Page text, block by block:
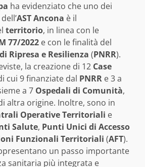
ha evidenziato che uno dei
AST Ancona è il
territorio, in linea con le
77/2022 e con le finalità del
Ripresa e Resilienza (PNRR).
la creazione di 12 Case
cui 9 finanziate dal PNRR e 3 a
a 7 Ospedali di Comunità,
altra origine. Inoltre, sono in
Operative Territoriali e
Salute, Punti Unici di Accesso
Funzionali Territoriali (AFT).
un passo importante
sanitaria più integrata e